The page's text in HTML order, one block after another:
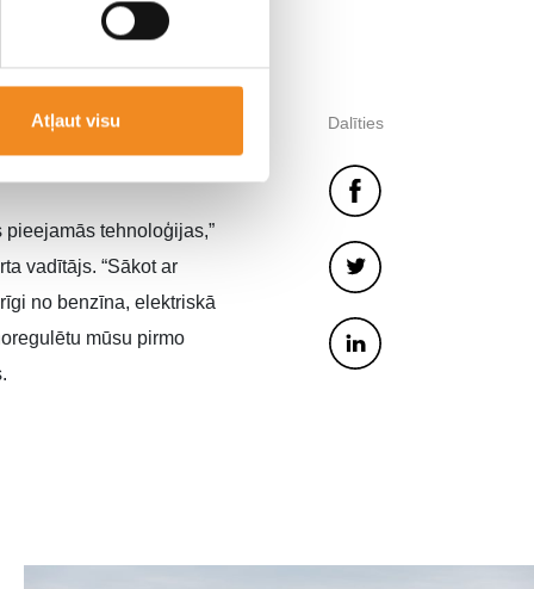
Atļaut visu
ar N autosporta
tehnoloģijas,”
vadītājs. “Sākot ar
no benzīna, elektriskā
mūsu pirmo
Dalīties